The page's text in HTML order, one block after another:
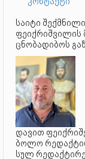
საიტი
ფეიქრიშვილის
ცნობადიბოს
დავით
ბოლო
სულ